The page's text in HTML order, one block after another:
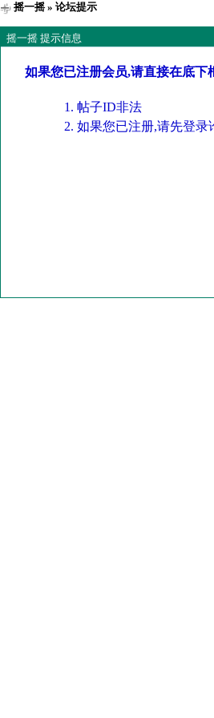
摇一摇» 论坛提示
摇一摇 提示信息
如果您已注册会员,请直接在底下
帖子ID非法
如果您已注册,请先登录